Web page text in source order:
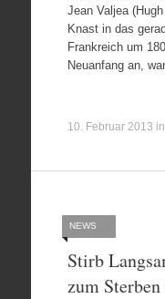
Jean Valjea
Knast in das
Frankreich um
Neuanfang an,
10. Februar 2013 in
NEWS
Stirb
zum